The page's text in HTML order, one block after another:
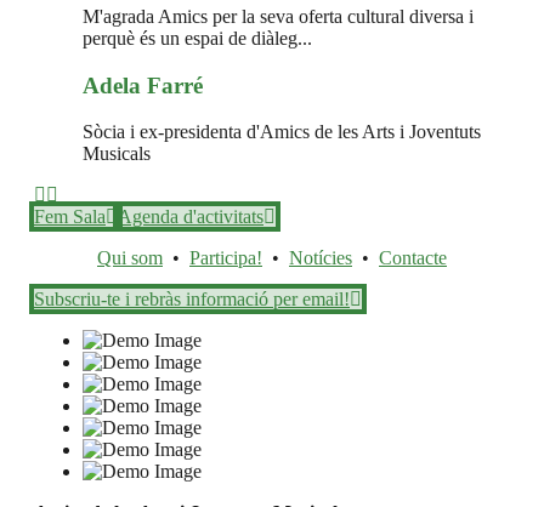
M'agrada Amics per la seva oferta cultural diversa i
perquè és un espai de diàleg...
Adela Farré
Sòcia i ex-presidenta d'Amics de les Arts i Joventuts
Musicals
Fem Sala
Agenda d'activitats
Qui som • Participa! • Notícies • Contacte
Subscriu-te i rebràs informació per email!